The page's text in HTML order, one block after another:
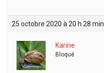
25 octobre 2020 à 20 h 28 min
Karine
Bloqué